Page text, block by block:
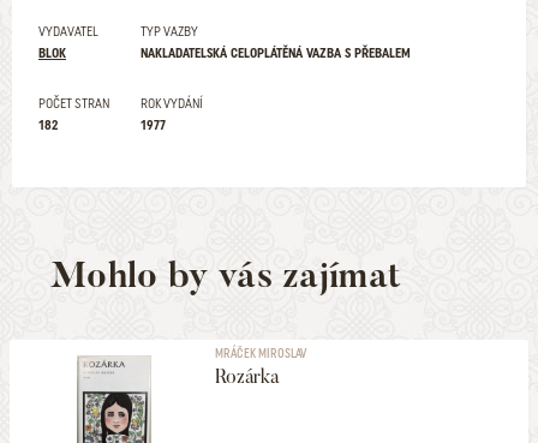
VYDAVATEL
BLOK
TYP VAZBY
NAKLADATELSKÁ CELOPLÁTĚNÁ VAZBA S PŘEBALEM
POČET STRAN
182
ROK VYDÁNÍ
1977
Mohlo by vás zajímat
MRÁČEK MIROSLAV
Rozárka